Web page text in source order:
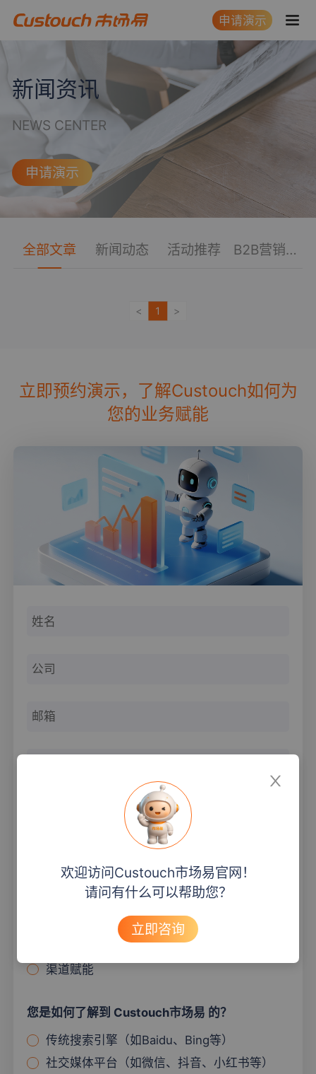
申请演示
新闻资讯
NEWS CENTER
申请演示
全部文章 新闻动态 活动推荐
B2B营销
< 1 >
立即预约演示，了解Custouch如何为
您的业务赋能
获取验证码
您感兴趣的内容有
线索转化
客户管理
渠道赋能
您是如何了解到 Custouch市场易 的？
传统搜索引擎（如Baidu、Bing等）
社交媒体平台（如微信、抖音、小红书等）
欢迎访问Custouch市场易官网！
请问有什么可以帮助您？
立即咨询